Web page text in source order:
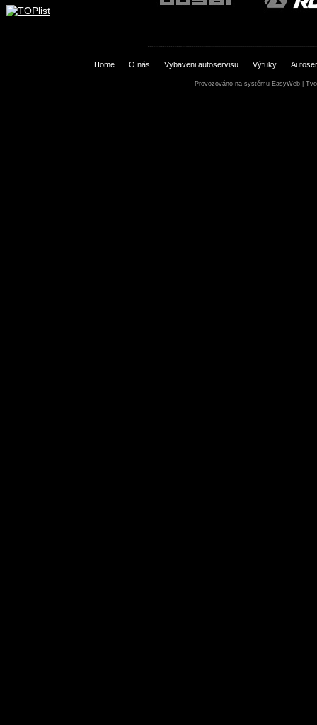
Home O nás Vybaveni autoservisu Výfuky
Provozováno na systému EasyWeb|